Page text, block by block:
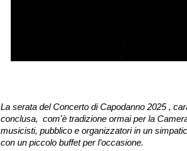
La serata del Concerto di Capodanno 2025 ,
conclusa, com'è tradizione ormai per la
musicisti, pubblico e organizzatori in un
con un piccolo buffet per l’occasione.